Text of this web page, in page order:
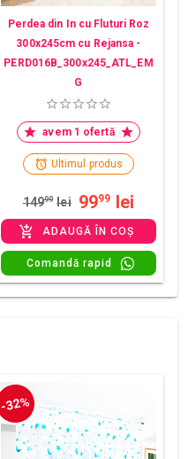
Perdea din In cu Fluturi Roz
300x245cm cu Rejansa -
PERD016B_300x245_ATL_EM
G
avem 1 ofertă
Ultimul produs
14999 lei 9999 lei
ADAUGĂ ÎN COȘ
Comandă rapid
-32%